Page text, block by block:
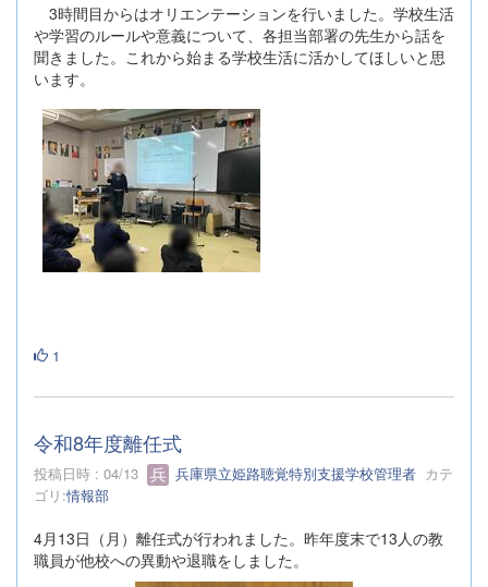
3時間目からはオリエンテーションを行いました。学校生活
や学習のルールや意義について、各担当部署の先生から話を
聞きました。これから始まる学校生活に活かしてほしいと思
います。
1
令和8年度離任式
投稿日時 : 04/13 兵庫県立姫路聴覚特別支援学校管理者 カテ
ゴリ:情報部
4月13日（月）離任式が行われました。昨年度末で13人の教
職員が他校への異動や退職をしました。